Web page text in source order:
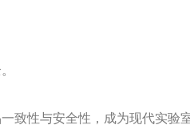
致性与安全性，成为现代实